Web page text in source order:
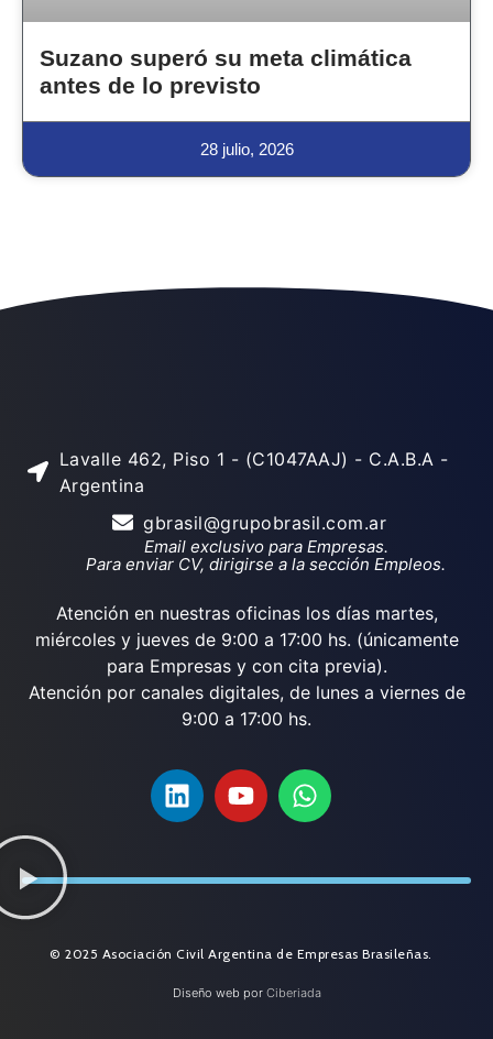
Suzano superó su meta climática
antes de lo previsto
28 julio, 2026
Lavalle 462, Piso 1 - (C1047AAJ) - C.A.B.A -
Argentina
gbrasil@grupobrasil.com.ar
Email exclusivo para Empresas.
Para enviar CV, dirigirse a la sección Empleos.
Atención en nuestras oficinas los días martes,
miércoles y jueves de 9:00 a 17:00 hs. (únicamente
para Empresas y con cita previa).
Atención por canales digitales, de lunes a viernes de
9:00 a 17:00 hs.
© 2025 Asociación Civil Argentina de Empresas Brasileñas.
Diseño web por Ciberiada